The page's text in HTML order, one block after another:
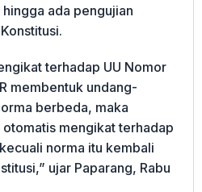
ada pengujian
terhadap UU Nomor
membentuk undang-
berbeda, maka
mengikat terhadap
norma itu kembali
ujar Paparang, Rabu